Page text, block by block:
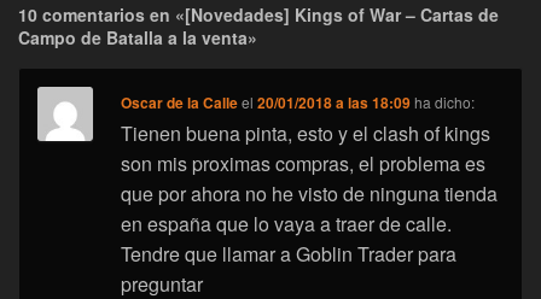
10 comentarios en «[Novedades] Kings of War – Cartas de
Campo de Batalla a la venta»
Oscar de la Calleel20/01/2018 a las 18:09 ha dicho:
Tienen buena pinta, esto y el clash of kings
son mis proximas compras, el problema es
que por ahora no he visto de ninguna tienda
en españa que lo vaya a traer de calle.
Tendre que llamar a Goblin Trader para
preguntar